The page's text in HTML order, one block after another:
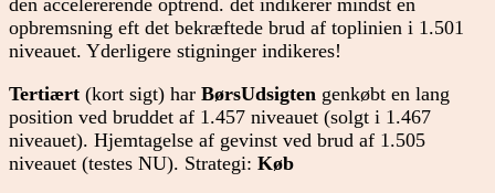
den accelererende optrend. det indikerer mindst en
opbremsning eft det bekræftede brud af toplinien i 1.501
niveauet. Yderligere stigninger indikeres!
Tertiært (kort sigt) har BørsUdsigten genkøbt en lang
position ved bruddet af 1.457 niveauet (solgt i 1.467
niveauet). Hjemtagelse af gevinst ved brud af 1.505
niveauet (testes NU). Strategi: Køb